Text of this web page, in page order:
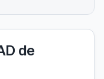
de